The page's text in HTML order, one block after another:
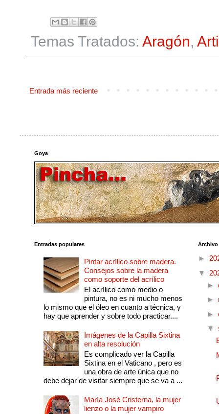
Temas Tratados: Aragón,
Entrada más reciente
Goya
Entradas populares
Pintar acrílico sobre madera.
Consejos sobre la madera
como soporte del acrílico
El acrílico como medio o
pintura, no es ni mucho menos
lo mismo que el óleo en cuanto a técnica, y
hay que aprender y sobre todo practicar....
Imágenes de la Capilla Sixtina
en alta resolución
Es complicado ver la Capilla
Sixtina en el Vaticano , pero es
una obra de arte única que no
debe dejar de visitar siempre que se va a ...
María José Cristerna, la mujer
lienzo o la mujer vampiro
►
▼
►
►
►
▼